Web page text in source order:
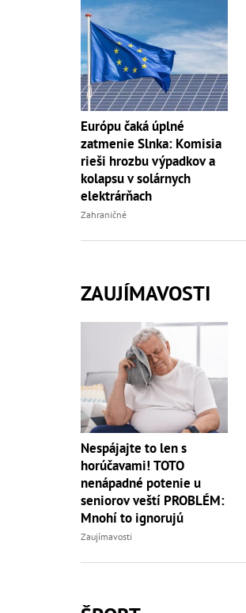
Európu čaká úplné
zatmenie Slnka: Komisia
rieši hrozbu výpadkov a
kolapsu v solárnych
elektrárňach
Zahraničné
ZAUJÍMAVOSTI
Nespájajte to len s
horúčavami! TOTO
nenápadné potenie u
seniorov veští PROBLÉM:
Mnohí to ignorujú
Zaujímavosti